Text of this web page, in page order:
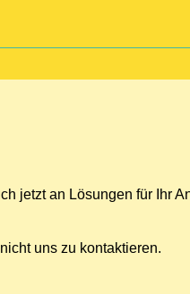
jetzt an Lösungen für Ihr
uns zu kontaktieren.